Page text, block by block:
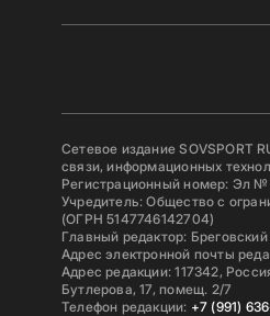
Сетевое издание SOVSPORT
связи, информационных
Регистрационный номер: Эл
Учредитель: Общество с
(ОГРН 5147746142704)
Главный редактор:
Адрес электронной почты
Адрес редакции: 117342,
Бутлерова, 17, помещ. 2/7
Телефон редакции: +7 (991)